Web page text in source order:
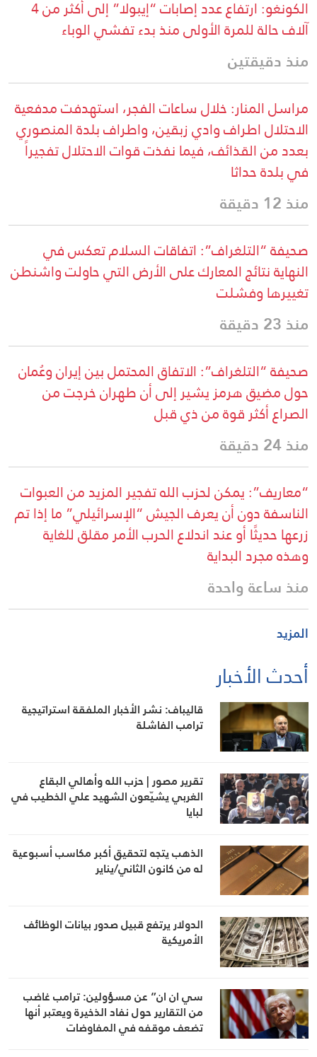
الكونغو: ارتفاع عدد إصابات “إيبولا” إلى أكثر من 4
آلاف حالة للمرة الأولى منذ بدء تفشي الوباء
منذ دقيقتين
مراسل المنار: خلال ساعات الفجر، استهدفت مدفعية
الاحتلال اطراف وادي زبقين، واطراف بلدة المنصوري
بعدد من القذائف، فيما نفذت قوات الاحتلال تفجيراً
في بلدة حداثا
منذ 12 دقيقة
صحيفة “التلغراف”: اتفاقات السلام تعكس في
النهاية نتائج المعارك على الأرض التي حاولت واشنطن
تغييرها وفشلت
منذ 23 دقيقة
صحيفة “التلغراف”: الاتفاق المحتمل بين إيران وعُمان
حول مضيق هرمز يشير إلى أن طهران خرجت من
الصراع أكثر قوة من ذي قبل
منذ 24 دقيقة
“معاريف”: يمكن لحزب الله تفجير المزيد من العبوات
الناسفة دون أن يعرف الجيش “الإسرائيلي” ما إذا تم
زرعها حديثًا أو عند اندلاع الحرب الأمر مقلق للغاية
وهذه مجرد البداية
منذ ساعة واحدة
المزيد
أحدث الأخبار
قاليباف: نشر الأخبار الملفقة استراتيجية
ترامب الفاشلة
تقرير مصور | حزب الله وأهالي البقاع
الغربي يشيّعون الشهيد علي الخطيب في
لبايا
الذهب يتجه لتحقيق أكبر مكاسب أسبوعية
له من كانون الثاني/يناير
الدولار يرتفع قبيل صدور بيانات الوظائف
الأمريكية
سي ان ان” عن مسؤولين: ترامب غاضب
من التقارير حول نفاد الذخيرة ويعتبر أنها
تضعف موقفه في المفاوضات